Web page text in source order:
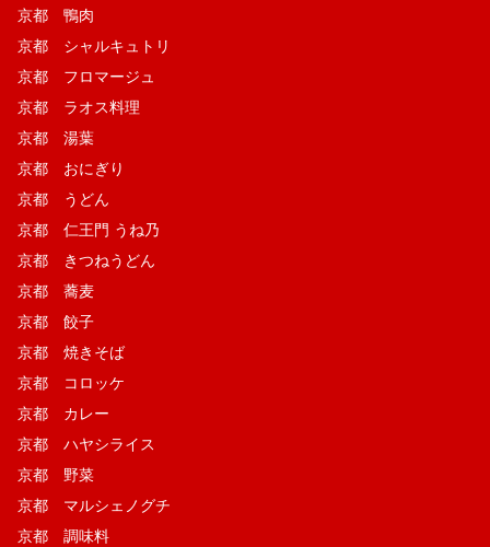
京都 鴨肉
京都 シャルキュトリ
京都 フロマージュ
京都 ラオス料理
京都 湯葉
京都 おにぎり
京都 うどん
京都 仁王門 うね乃
京都 きつねうどん
京都 蕎麦
京都 餃子
京都 焼きそば
京都 コロッケ
京都 カレー
京都 ハヤシライス
京都 野菜
京都 マルシェノグチ
京都 調味料